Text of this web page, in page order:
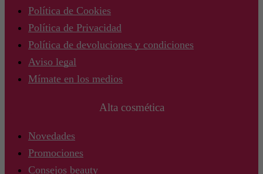
Política de Cookies
Política de Privacidad
Política de devoluciones y condiciones
Aviso legal
Mímate en los medios
Alta cosmética
Novedades
Promociones
Consejos beauty